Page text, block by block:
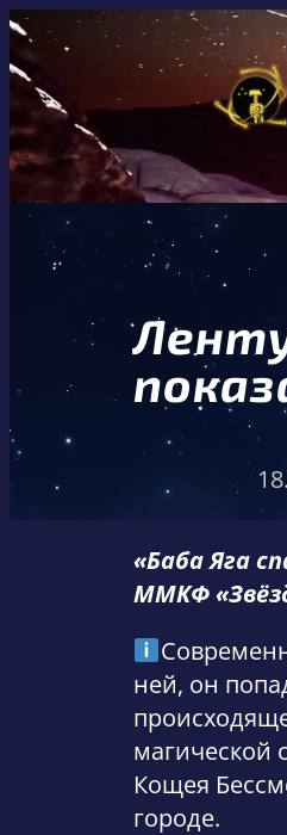
Перейти
к
содержимому
«Баба Яга
ММКФ
ней, он
магической
Кощея
городе.